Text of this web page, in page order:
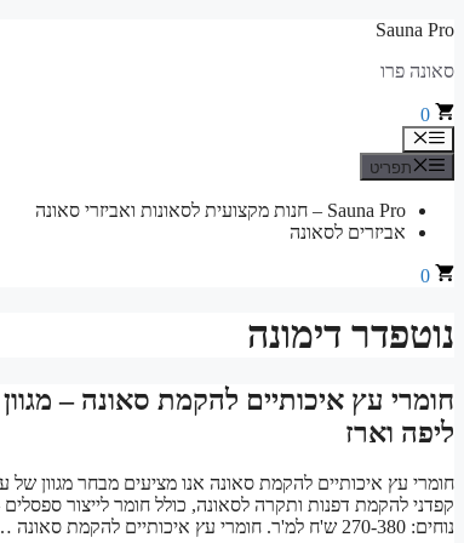
לדלג
Sauna Pro
סאונה פרו
0
תפריט
תפריט
Sauna Pro – חנות מקצועית לסאונות ואביזרי סאונה
אביזרים לסאונה
0
נוטפדר דימונה
חומרי עץ איכותיים להקמת סאונה –
ליפה וארז
חומרי עץ איכותיים להקמת סאונה אנו מציעים מבחר מגוון
נוחים: 270-380 ש'ח למ'ר. חומרי עץ איכותיים להקמת סאונה …